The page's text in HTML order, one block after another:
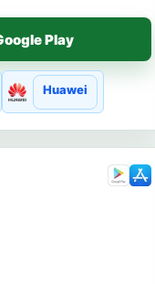
Play
Huawei